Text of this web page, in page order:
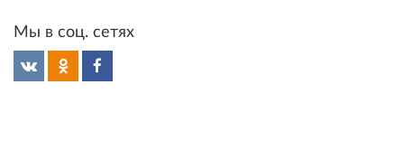
Мы в соц. сетях